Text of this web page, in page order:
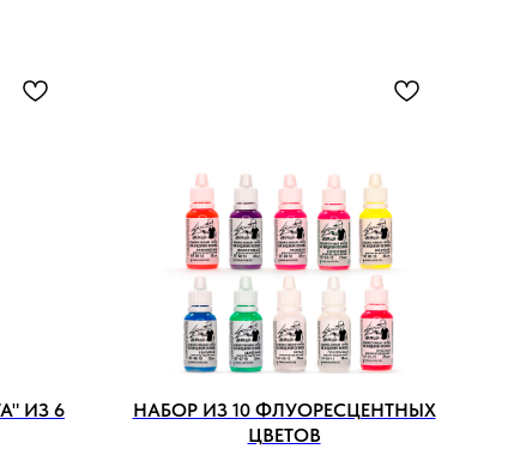
ИЗ 6
НАБОР ИЗ 10 ФЛУОРЕСЦЕНТНЫХ
ЦВЕТОВ